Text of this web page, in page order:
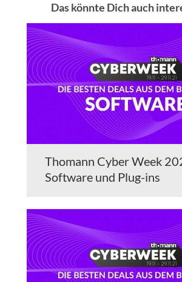
Das könnte Dich auch
Thomann Cyber Week
Software und Plug-ins